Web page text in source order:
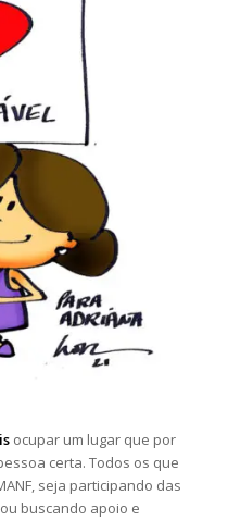
ocupar um lugar que por
certa. Todos os que
seja participando das
buscando apoio e